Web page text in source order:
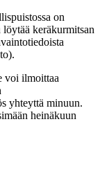
on
keräkurmitsan
voi ilmoittaa
yhteyttä minuun.
heinäkuun